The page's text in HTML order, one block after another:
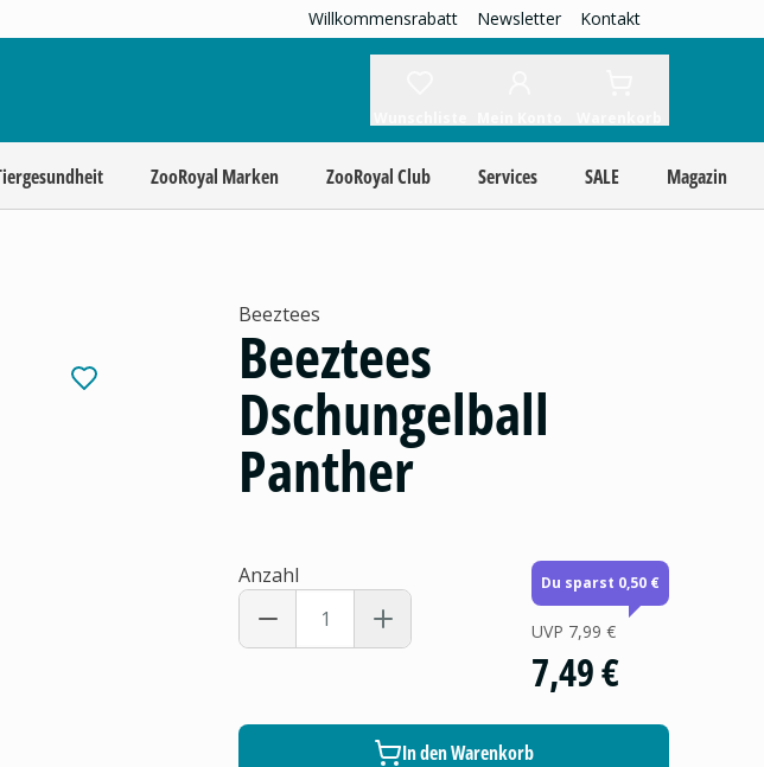
Willkommensrabatt Newsletter Kontakt
ZooRoyal Marken ZooRoyal Club Services SALE Magazin
Beeztees
Beeztees
Dschungelball
Panther
Anzahl Du sparst 0,50 €
UVP 7,99 €
7,49 €
In den Warenkorb